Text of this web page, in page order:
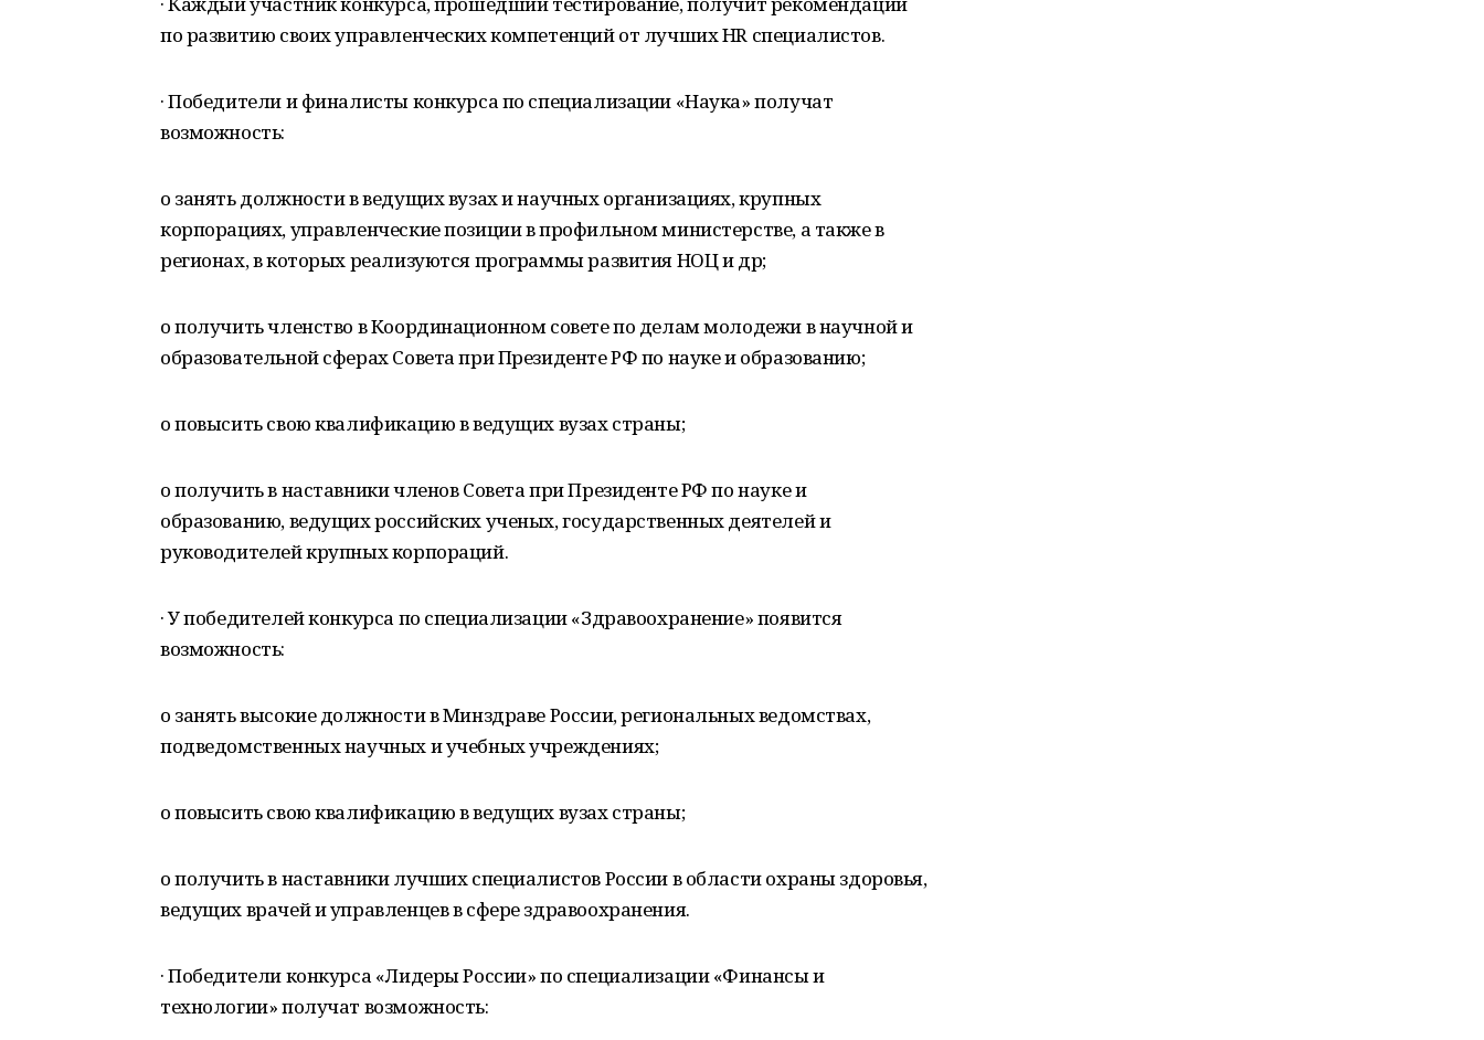
по развитию своих управленческих компетенций от лучших HR специалистов.
· Победители и финалисты конкурса по специализации «Наука» получат
возможность:
o занять должности в ведущих вузах и научных организациях, крупных
корпорациях, управленческие позиции в профильном министерстве, а также в
регионах, в которых реализуются программы развития НОЦ и др;
o получить членство в Координационном совете по делам молодежи в научной и
образовательной сферах Совета при Президенте РФ по науке и образованию;
o повысить свою квалификацию в ведущих вузах страны;
o получить в наставники членов Совета при Президенте РФ по науке и
образованию, ведущих российских ученых, государственных деятелей и
руководителей крупных корпораций.
· У победителей конкурса по специализации «Здравоохранение» появится
возможность:
o занять высокие должности в Минздраве России, региональных ведомствах,
подведомственных научных и учебных учреждениях;
o повысить свою квалификацию в ведущих вузах страны;
o получить в наставники лучших специалистов России в области охраны здоровья,
ведущих врачей и управленцев в сфере здравоохранения.
· Победители конкурса «Лидеры России» по специализации «Финансы и
технологии» получат возможность: